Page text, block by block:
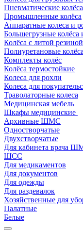
Пневматические
Промышленные колёса
Аппаратные колеса и
Большегрузные колёса
Колёса с литой резиной
Полиуретановые колёса
Комплекты колёс
Колёса термостойкие
Колеса для рохли
Колеса для
Траволаторные колеса
Медицинская мебель
Шкафы медицинские
Архивные ШМС
Одностворчатые
Двухстворчатые
Для кабинета врача
ШСС
Для медикаментов
Для документов
Для одежды
Для раздевалок
Хозяйственные для
Палатные
Белые